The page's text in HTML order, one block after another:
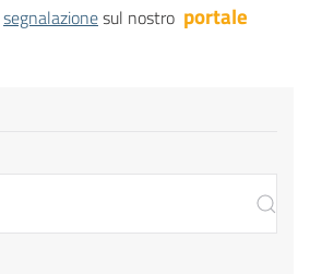
segnalazionesul nostro portale